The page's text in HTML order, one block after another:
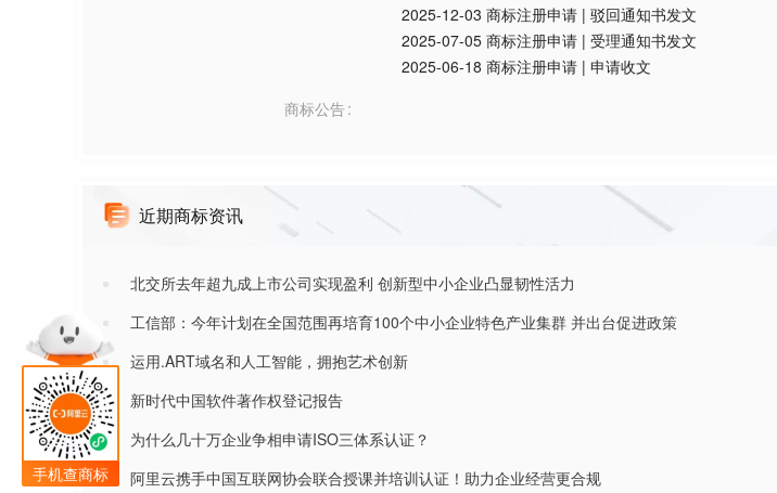
2025-12-03 商标注册申请 | 驳回通知书发文
2025-07-05 商标注册申请 | 受理通知书发文
2025-06-18 商标注册申请 | 申请收文
商标公告
近期商标资讯
北交所去年超九成上市公司实现盈利 创新型中小企业凸显韧性活力
工信部：今年计划在全国范围再培育100个中小企业特色产业集群 并出台促进政策
运用.ART域名和人工智能，拥抱艺术创新
新时代中国软件著作权登记报告
为什么几十万企业争相申请ISO三体系认证？
阿里云携手中国互联网协会联合授课并培训认证！助力企业经营更合规
手机查商标